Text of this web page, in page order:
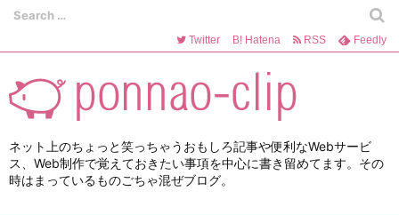
ネット上のちょっと笑っちゃうおもしろ記事や便利なWebサービ
ス、Web制作で覚えておきたい事項を中心に書き留めてます。その
時はまっているものごちゃ混ぜブログ。
Twitter B! Hatena RSS Feedly